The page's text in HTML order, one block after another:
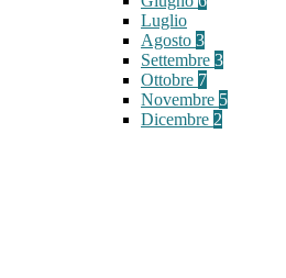
Luglio
Agosto 3
Settembre 3
Ottobre 7
Novembre 5
Dicembre 2